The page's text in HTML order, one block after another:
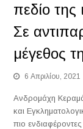
πεδίο της
Σε
μέγεθος
6 Απριλίου, 2021
Ανδρομάχη
και
πιο